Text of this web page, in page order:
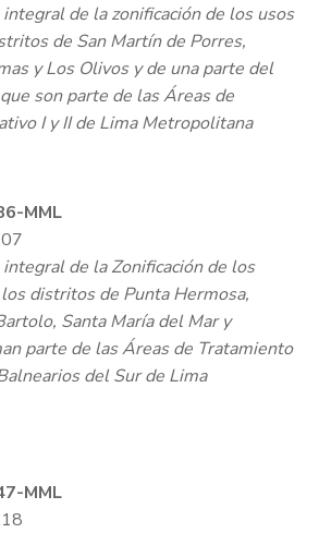
de la zonificación de los usos
de San Martín de Porres,
y Los Olivos y de una parte del
son parte de las Áreas de
I y II de Lima Metropolitana
MML
de la Zonificación de los
distritos de Punta Hermosa,
Santa María del Mar y
parte de las Áreas de Tratamiento
del Sur de Lima
MML